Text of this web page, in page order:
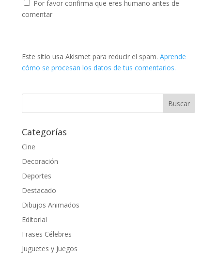
Por favor confirma que eres humano antes de
comentar
Este sitio usa Akismet para reducir el spam. Aprende
cómo se procesan los datos de tus comentarios.
Categorías
Cine
Decoración
Deportes
Destacado
Dibujos Animados
Editorial
Frases Célebres
Juguetes y Juegos